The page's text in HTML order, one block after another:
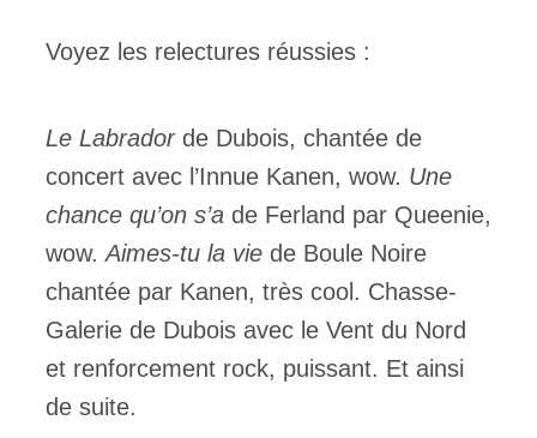
Voyez les relectures réussies :
Le Labradorde Dubois, chantée de
concert avec l’Innue Kanen, wow. Une
chance qu’on s’a de Ferland par Queenie,
wow. Aimes-tu la vie de Boule Noire
chantée par Kanen, très cool. Chasse-
Galerie de Dubois avec le Vent du Nord
et renforcement rock, puissant. Et ainsi
de suite.